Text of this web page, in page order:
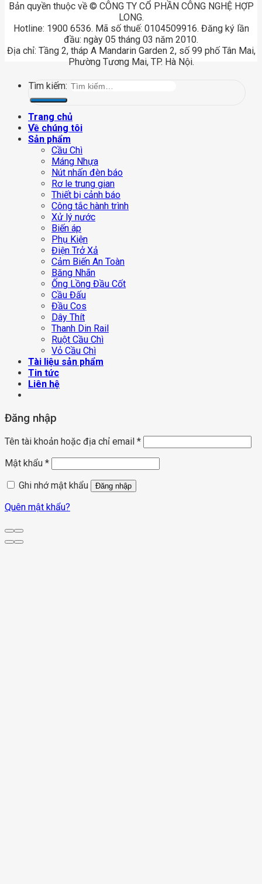
Bản quyền thuộc về © CÔNG TY CỔ PHẦN CÔNG NGHỆ HỢP
LONG.
Hotline: 1900 6536. Mã số thuế: 0104509916. Đăng ký lần
đầu: ngày 05 tháng 03 năm 2010.
Địa chỉ: Tầng 2, tháp A Mandarin Garden 2, số 99 phố Tân Mai,
Phường Tương Mai, TP. Hà Nội.
Tìm kiếm:
Trang chủ
Về chúng tôi
Sản phẩm
Cầu Chì
Máng Nhựa
Nút nhấn đèn báo
Rơ le trung gian
Thiết bị cảnh báo
Công tắc hành trình
Xử lý nước
Biến áp
Phụ Kiện
Điện Trở Xả
Cảm Biến An Toàn
Băng Nhãn
Ống Lồng Đầu Cốt
Cầu Đấu
Đầu Cos
Dây Thít
Thanh Din Rail
Ruột Cầu Chì
Vỏ Cầu Chì
Tài liệu sản phẩm
Tin tức
Liên hệ
Đăng nhập
Tên tài khoản hoặc địa chỉ email *
Mật khẩu *
Ghi nhớ mật khẩu
Đăng nhập
Quên mật khẩu?